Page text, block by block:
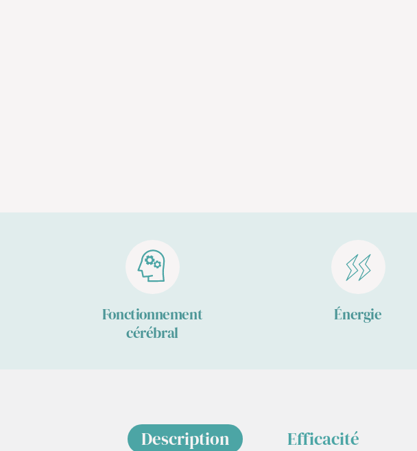
Fonctionnement
cérébral
Énergie
Description Efficacité